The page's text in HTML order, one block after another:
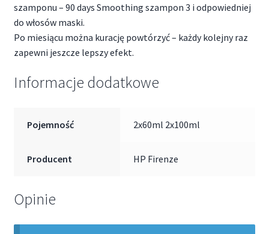
szamponu – 90 days Smoothing szampon 3 i odpowiedniej
do włosów maski.
Po miesiącu można kurację powtórzyć – każdy kolejny raz
zapewni jeszcze lepszy efekt.
Informacje dodatkowe
Pojemność 2x60ml 2x100ml
Producent HP Firenze
Opinie